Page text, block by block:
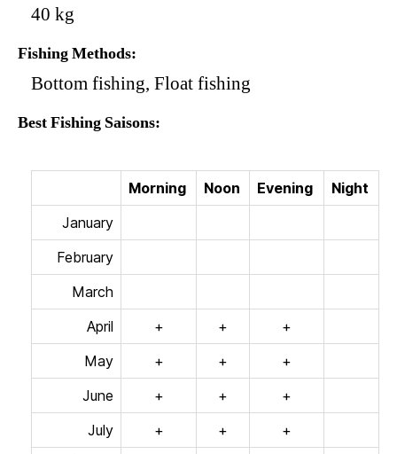
40 kg
Fishing Methods
Bottom fishing, Float fishing
Best Fishing Saisons
Morning Noon Evening
Night
January
February
March
April
+ +
+
May
+ +
+
June
+ +
+
July
+ +
+